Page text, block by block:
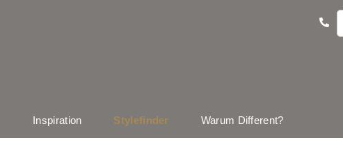
Inspiration Stylefinder Warum Different?